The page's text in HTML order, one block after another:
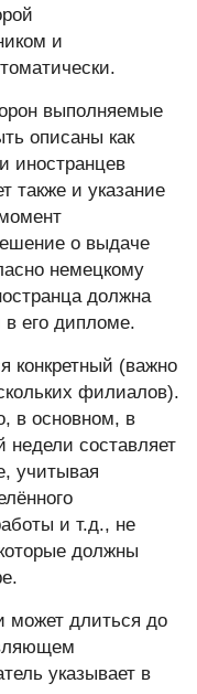
и
выполняемые
описаны как
иностранцев
также и указание
о выдаче
немецкому
должна
в его дипломе.
конкретный (важно
филиалов).
в основном, в
недели составляет
учитывая
и т.д., не
должны
может длиться до
указывает в